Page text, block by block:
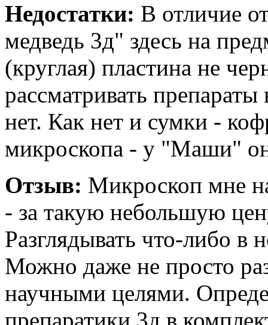
Недостатки: В отличие
медведь 3д" здесь на
(круглая) пластина не
рассматривать
нет. Как нет и сумки -
микроскопа - у "Маши"
Отзыв: Микроскоп мне
- за такую небольшую
Разглядывать что-либо в
Можно даже не просто
научными целями.